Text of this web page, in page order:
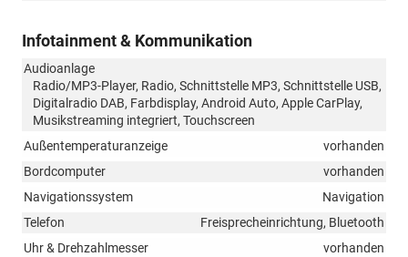
Infotainment & Kommunikation
Audioanlage
Radio/MP3-Player, Radio, Schnittstelle MP3, Schnittstelle USB,
Digitalradio DAB, Farbdisplay, Android Auto, Apple CarPlay,
Musikstreaming integriert, Touchscreen
Außentemperaturanzeige
vorhanden
Bordcomputer
vorhanden
Navigationssystem
Navigation
Telefon
Freisprecheinrichtung, Bluetooth
Uhr & Drehzahlmesser
vorhanden